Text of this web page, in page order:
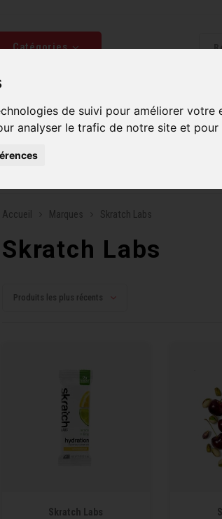
de suivi pour améliorer
analyser le trafic de notre site et
Catégories
Accueil Marques Skratch Labs
Skratch Labs
Produits les plus récents
Skratch Labs